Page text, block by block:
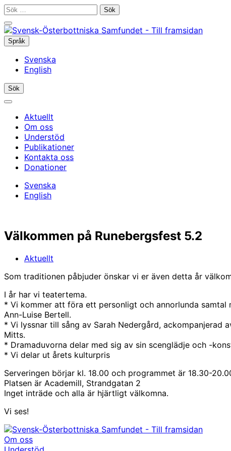
Gå
innehållet
Sök
Stäng
sökfältet
Språk
Språkmeny
Svenska
English
Öppna/stäng
sökfältet
Sök
Huvudmeny
Aktuellt
Om oss
Understöd
Publikationer
Kontakta oss
Donationer
Svenska
English
Välkommen på Runebergsfest 5.2
Aktuellt
Som traditionen påbjuder önskar vi er även detta år
I år har vi teatertema.
* Vi kommer att föra ett personligt och annorlunda samtal
Ann-Luise Bertell.
* Vi lyssnar till sång av Sarah Nedergård, ackompanjerad
Mitts.
* Dramaduvorna delar med sig av sin scenglädje och -
* Vi delar ut årets kulturpris
Serveringen börjar kl. 18.00 och programmet är 18.30-
Platsen är Academill, Strandgatan 2
Inget inträde och alla är hjärtligt välkomna.
Vi ses!
Om oss